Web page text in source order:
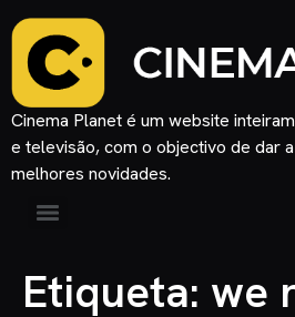
Cinema Planet é um website
e televisão, com o objectivo de dar
melhores novidades.
Etiqueta: we